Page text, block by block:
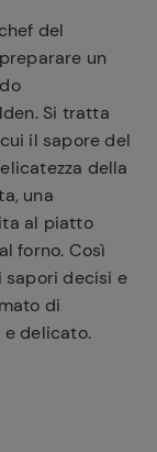
del
un
Si tratta
il sapore del
della
una
al piatto
forno. Così
sapori decisi e
di
e delicato.